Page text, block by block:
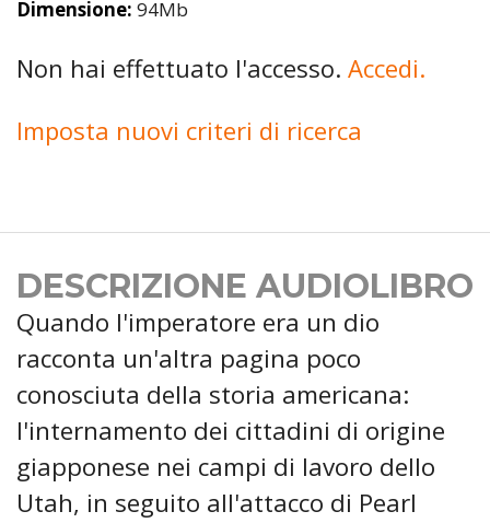
Dimensione: 94Mb
Non hai effettuato l'accesso. Accedi.
Imposta nuovi criteri di ricerca
DESCRIZIONE AUDIOLIBRO
Quando l'imperatore era un dio
racconta un'altra pagina poco
conosciuta della storia americana:
l'internamento dei cittadini di origine
giapponese nei campi di lavoro dello
Utah, in seguito all'attacco di Pearl